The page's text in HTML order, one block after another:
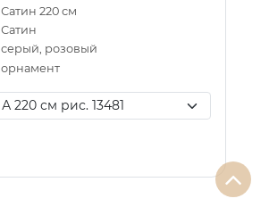
Сатин 220 см
Сатин
серый, розовый
орнамент